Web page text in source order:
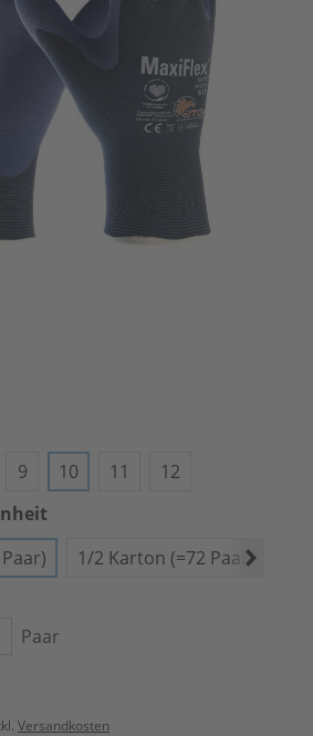
9 10 11
12
1/2 Karton (=72 Paar)
Paar
Versandkosten